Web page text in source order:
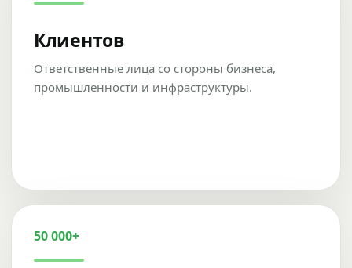
Клиентов
Ответственные лица со стороны бизнеса,
промышленности и инфраструктуры.
50 000+